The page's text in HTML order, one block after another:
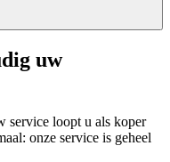
uw
service loopt u als koper
onze service is geheel